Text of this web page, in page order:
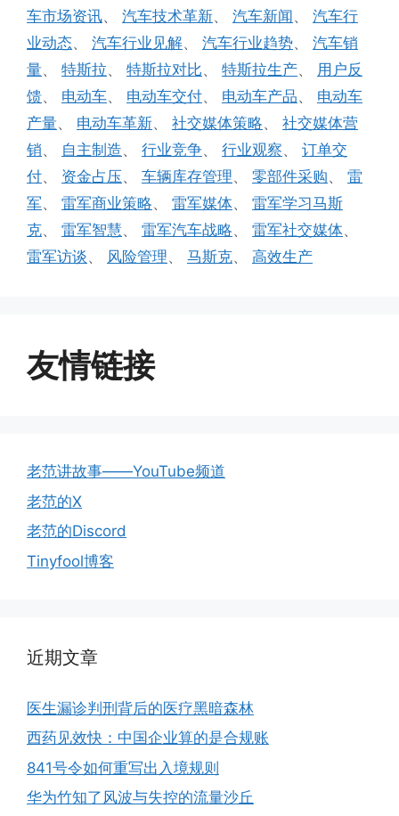
车市场资讯、 汽车技术革新、 汽车新闻、 汽车行
业动态、 汽车行业见解、 汽车行业趋势、 汽车销
量、 特斯拉、 特斯拉对比、 特斯拉生产、 用户反
馈、 电动车、 电动车交付、 电动车产品、 电动车
产量、 电动车革新、 社交媒体策略、 社交媒体营
销、 自主制造、 行业竞争、 行业观察、 订单交
付、 资金占压、 车辆库存管理、 零部件采购、 雷
军、 雷军商业策略、 雷军媒体、 雷军学习马斯
克、 雷军智慧、 雷军汽车战略、 雷军社交媒体、
雷军访谈、 风险管理、 马斯克、 高效生产
友情链接
老范讲故事——YouTube频道
老范的X
老范的Discord
Tinyfool博客
近期文章
医生漏诊判刑背后的医疗黑暗森林
西药见效快：中国企业算的是合规账
841号令如何重写出入境规则
华为竹知了风波与失控的流量沙丘